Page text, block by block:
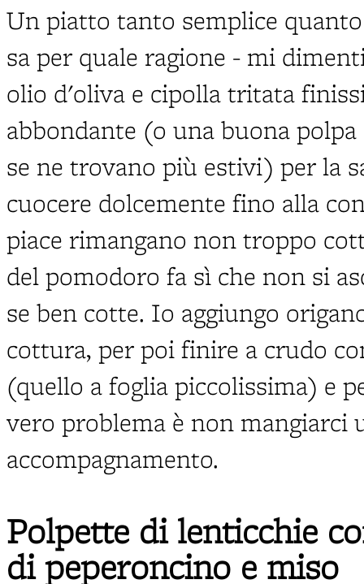
Un piatto tanto semplice
sa per quale ragione - mi
olio d'oliva e cipolla tritata
abbondante (o una buona
se ne trovano più estivi) per la
cuocere dolcemente fino alla
piace rimangano non troppo
del pomodoro fa sì che non si
se ben cotte. Io aggiungo
cottura, per poi finire a crudo
(quello a foglia piccolissima) e
vero problema è non mangiarci
accompagnamento.
Polpette di lenticchie
di peperoncino e miso